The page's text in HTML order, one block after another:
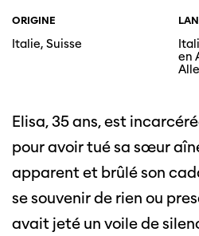
ORIGINE
Italie, Suisse
en
Elisa, 35 ans, est
pour avoir tué sa sœur
apparent et brûlé son
se souvenir de rien ou
avait jeté un voile de